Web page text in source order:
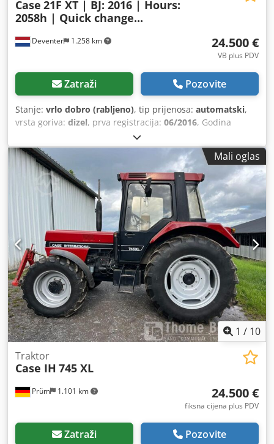
Deventer 1.258 km
Case 21F XT | BJ: 2016 | Hours:
2058h | Quick change...
24.500 €
VB plus PDV
Zatraži Pozovite
Stanje: vrlo dobro (rabljeno), tip prijenosa: automatski,
vrsta goriva: dizel, prva registracija: 06/2016, Godina
2.058 h
Mali oglas
1 / 10
Prüm 1.101 km
Traktor
Case IH 745 XL
24.500 €
fiksna cijena plus PDV
Zatraži Pozovite